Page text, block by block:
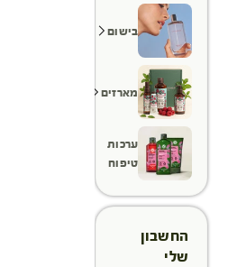
בישום
מארזים
ערכות
טיפוח
החשבון
שלי